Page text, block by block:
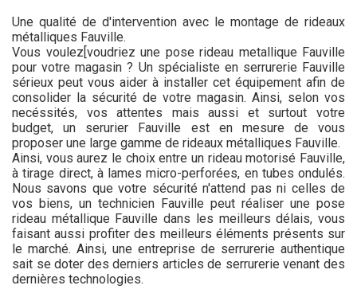
Une qualité de d'intervention avec le montage de rideaux
métalliques Fauville.
Vous voulez[voudriez une pose rideau metallique Fauville
pour votre magasin ? Un spécialiste en serrurerie Fauville
sérieux peut vous aider à installer cet équipement afin de
consolider la sécurité de votre magasin. Ainsi, selon vos
necéssités, vos attentes mais aussi et surtout votre
budget, un serurier Fauville est en mesure de vous
proposer une large gamme de rideaux métalliques Fauville.
Ainsi, vous aurez le choix entre un rideau motorisé Fauville,
à tirage direct, à lames micro-perforées, en tubes ondulés.
Nous savons que votre sécurité n'attend pas ni celles de
vos biens, un technicien Fauville peut réaliser une pose
rideau métallique Fauville dans les meilleurs délais, vous
faisant aussi profiter des meilleurs éléments présents sur
le marché. Ainsi, une entreprise de serrurerie authentique
sait se doter des derniers articles de serrurerie venant des
dernières technologies.